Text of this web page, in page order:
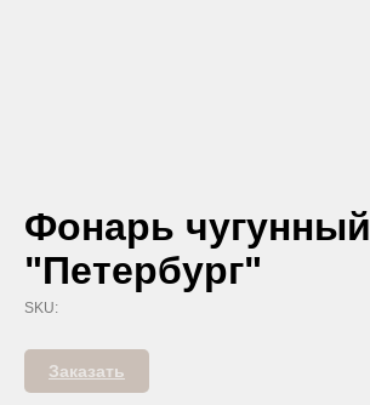
Фонарь чугунный
"Петербург"
SKU:
Заказать